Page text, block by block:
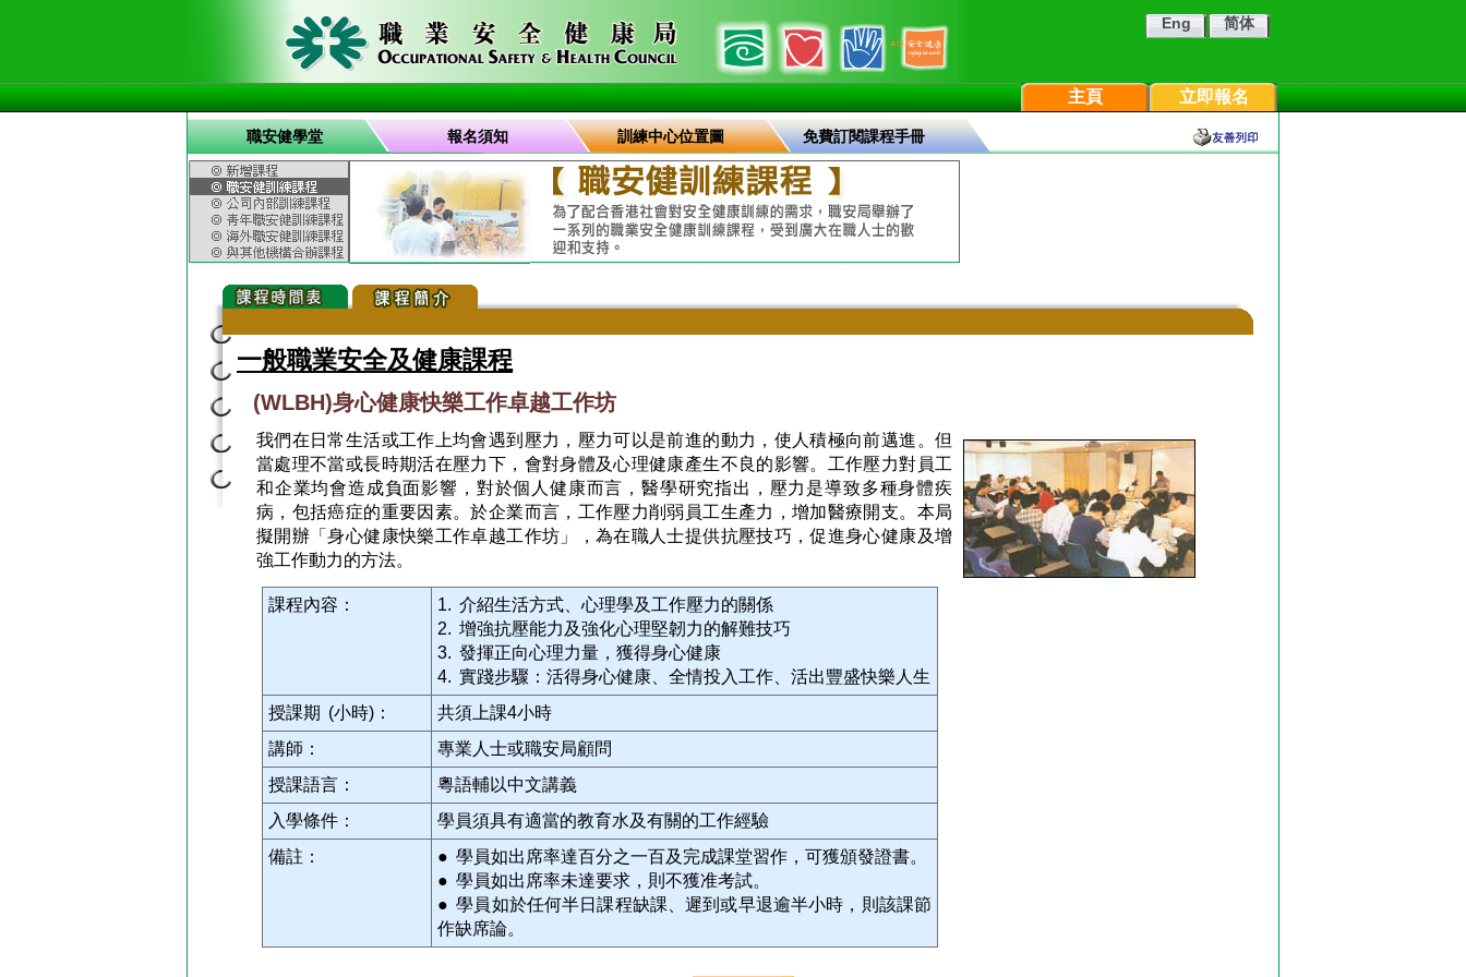
简体
Eng
立即報名
主頁
職安健學堂 報名須知 訓練中心位置圖 免費訂閱課程手冊
一般職業安全及健康課程
(WLBH)身心健康快樂工作卓越工作坊
我們在日常生活或工作上均會遇到壓力，壓力可以是前進的動力，使人積極向前邁進。但
當處理不當或長時期活在壓力下，會對身體及心理健康產生不良的影響。工作壓力對員工
和企業均會造成負面影響，對於個人健康而言，醫學研究指出，壓力是導致多種身體疾
病，包括癌症的重要因素。於企業而言，工作壓力削弱員工生產力，增加醫療開支。本局
擬開辦「身心健康快樂工作卓越工作坊」，為在職人士提供抗壓技巧，促進身心健康及增
強工作動力的方法。
課程內容：
1. 介紹生活方式、心理學及工作壓力的關係
2. 增強抗壓能力及強化心理堅韌力的解難技巧
3. 發揮正向心理力量，獲得身心健康
4. 實踐步驟：活得身心健康、全情投入工作、活出豐盛快樂人生
授課期 (小時)：
共須上課4小時
講師：
專業人士或職安局顧問
授課語言：
粵語輔以中文講義
入學條件：
學員須具有適當的教育水及有關的工作經驗
備註：
● 學員如出席率達百分之一百及完成課堂習作，可獲頒發證書。
● 學員如出席率未達要求，則不獲准考試。
● 學員如於任何半日課程缺課、遲到或早退逾半小時，則該課節
作缺席論。